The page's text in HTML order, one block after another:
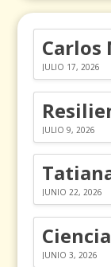
JULIO 17, 2026
JULIO 9, 2026
JUNIO 22, 2026
JUNIO 3, 2026